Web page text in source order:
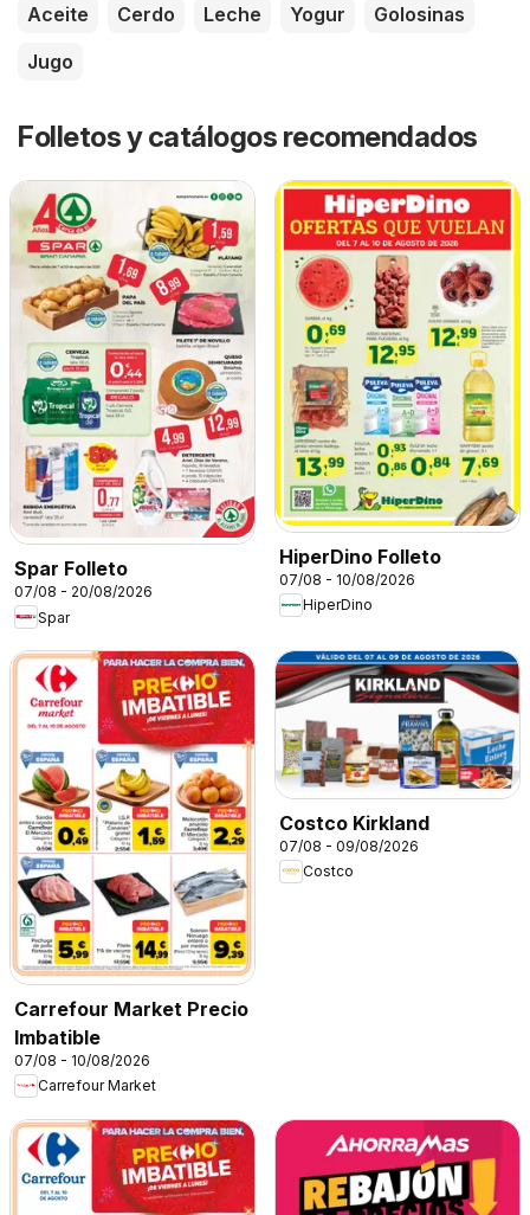
Aceite
Cerdo Leche Yogur
Golosinas
Jugo
Folletos y catálogos recomendados
Spar Folleto
07/08 - 20/08/2026
Spar
HiperDino Folleto
07/08 - 10/08/2026
HiperDino
Carrefour Market Precio
Imbatible
07/08 - 10/08/2026
Carrefour Market
Costco Kirkland
07/08 - 09/08/2026
Costco